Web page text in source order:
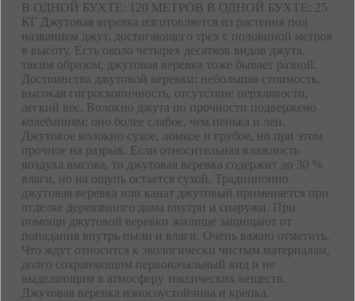
В ОДНОЙ БУХТЕ: 120 МЕТРОВ В ОДНОЙ БУХТЕ: 25
КГ Джутовая веревка изготовляется из растения под
названием джут, достигающего трех с половиной метров
в высоту. Есть около четырех десятков видов джута,
таким образом, джутовая веревка тоже бывает разной.
Достоинства джутовой веревки: небольшая стоимость,
высокая гигроскопичность, отсутствие перхлявости,
легкий вес. Волокно джута по прочности подвержено
колебаниям: оно более слабое, чем пенька и лен.
Джутовое волокно сухое, ломкое и грубое, но при этом
прочное на разрыв. Если относительная влажность
воздуха высока, то джутовая веревка содержит до 30 %
влаги, но на ощупь остается сухой. Традиционно
джутовая веревка или канат джутовый применяется при
отделке деревянного дома внутри и снаружи. При
помощи джутовой веревки жилище защищают от
попадания внутрь пыли и влаги. Очень важно отметить.
Что ждут относится к экологически чистым материалам,
долго сохраняющим первоначальный вид и не
выделяющим в атмосферу токсических веществ.
Джутовая веревка износоустойчива и крепка.